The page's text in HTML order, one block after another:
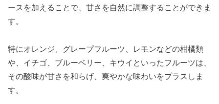
ースを加えることで、甘さを自然に調整することができま
す。
特にオレンジ、グレープフルーツ、レモンなどの柑橘類
や、イチゴ、ブルーベリー、キウイといったフルーツは、
その酸味が甘さを和らげ、爽やかな味わいをプラスしま
す。